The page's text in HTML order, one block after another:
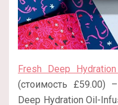
Fresh Deep
(стоимость £59.00)
Deep Hydration Oil-